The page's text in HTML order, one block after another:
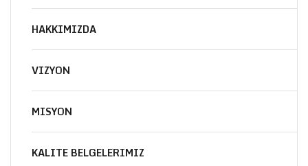
HAKKIMIZDA
VIZYON
MISYON
KALITE BELGELERIMIZ